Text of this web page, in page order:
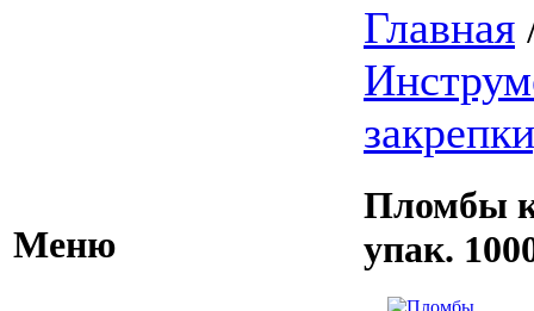
Меню
Главная
Пломбы
упак.